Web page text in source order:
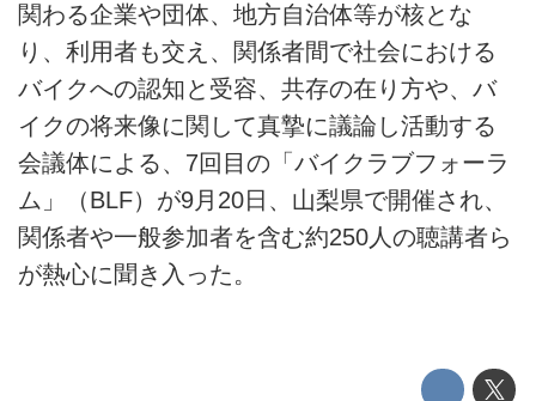
関わる企業や団体、地方自治体等が核とな
り、利用者も交え、関係者間で社会における
バイクへの認知と受容、共存の在り方や、バ
イクの将来像に関して真摯に議論し活動する
会議体による、7回目の「バイクラブフォーラ
ム」（BLF）が9月20日、山梨県で開催され、
関係者や一般参加者を含む約250人の聴講者ら
が熱心に聞き入った。